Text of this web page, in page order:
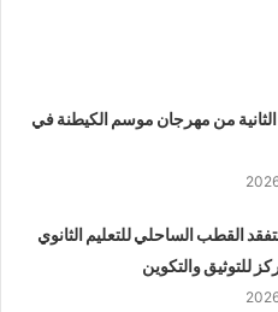
الثانية من مهرجان موسم الكيطنة في
القطب الساحلي للتعليم الثانوي
للتوثيق والتكوين